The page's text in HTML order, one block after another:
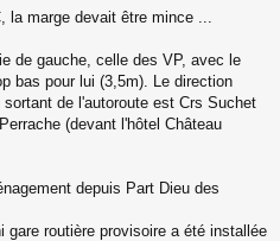
marge devait être mince ...
de gauche, celle des VP, avec le
bas pour lui (3,5m). Le direction
de l'autoroute est Crs Suchet
(devant l'hôtel Château
depuis Part Dieu des
gare routière provisoire a été installée